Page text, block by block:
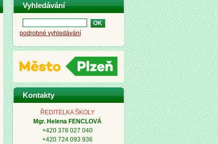
Vyhledávání
podrobné vyhledávání
Kontakty
ŘEDITELKA ŠKOLY
Mgr. Helena FENCLOVÁ
+420 378 027 040
+420 724 093 936